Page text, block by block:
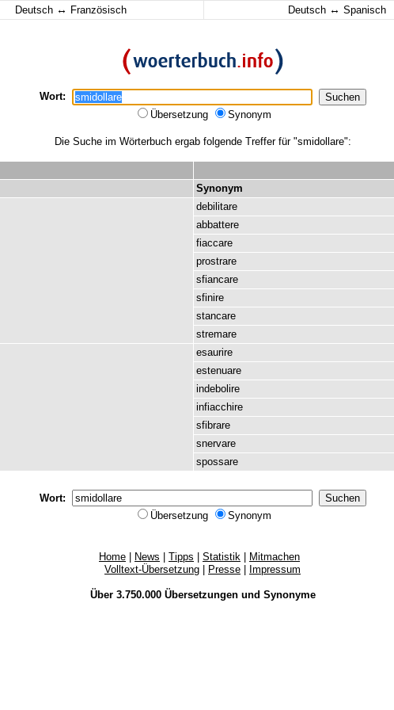
Deutsch ↔ Französisch Deutsch ↔ Spanisch
Wort:
Übersetzung
Synonym
Die Suche im Wörterbuch ergab folgende Treffer für "smidollare":
Synonym
debilitare
abbattere
fiaccare
prostrare
sfiancare
sfinire
stancare
stremare
esaurire
estenuare
indebolire
infiacchire
sfibrare
snervare
spossare
Wort:
Übersetzung
Synonym
Home News Tipps Statistik
Mitmachen
Volltext-Übersetzung
Presse Impressum
Über 3.750.000 Übersetzungenund Synonyme